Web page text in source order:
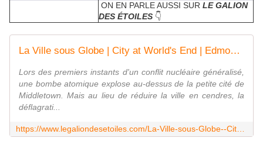
ON EN PARLE AUSSI SUR LE GALION
DES ÉTOILES 👇
La Ville sous Globe | City at World's End | Edmond Hamilton | 1951
Lors des premiers instants d'un conflit nucléaire généralisé,
une bombe atomique explose au-dessus de la petite cité de
Middletown. Mais au lieu de réduire la ville en cendres, la
déflagrati...